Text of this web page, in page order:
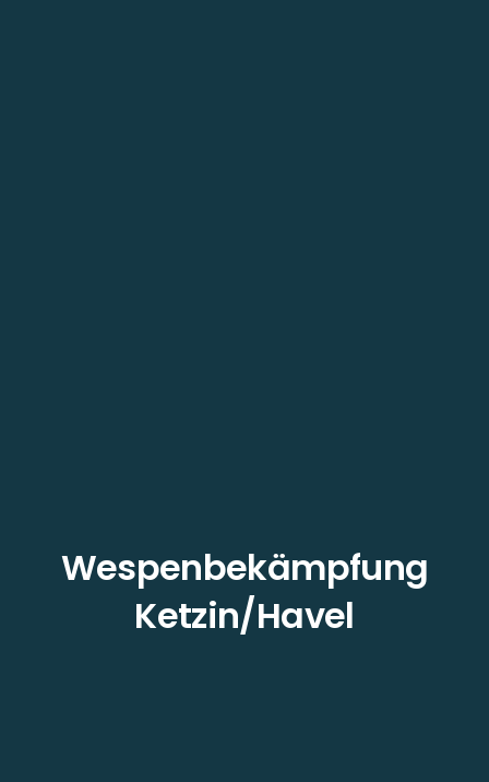
Wespenbekämpfung
Ketzin/Havel